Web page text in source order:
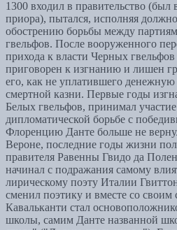
1300 входил в правительство
приора), пытался, исполняя
обострению борьбы между
гвельфов. После вооруженного
прихода к власти Черных
приговорен к изгнанию и лишен
его, как не уплатившего
смертной казни. Первые годы
Белых гвельфов, принимал
дипломатической борьбе с
Флоренцию Данте больше не
Вероне, последние годы жизни
правителя Равенны Гвидо да
начинал с подражания самому
лирическому поэту Италии
сменил поэтику и вместе со
Кавальканти стал
школы, самим Данте названной